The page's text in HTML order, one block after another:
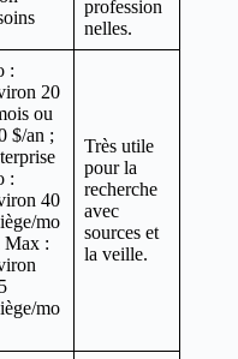
profession
nelles.
:
20
ou
$/an ;
:
40
mo
Max :
mo
Très utile
pour la
recherche
avec
sources et
la veille.